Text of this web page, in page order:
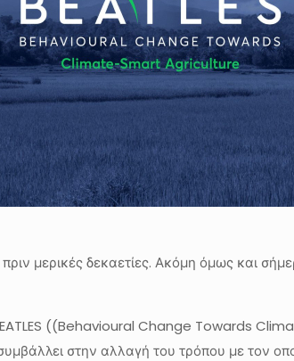
μερικές δεκαετίες. Ακόμη όμως και
((Behavioural Change Towards
στην αλλαγή του τρόπου με τον